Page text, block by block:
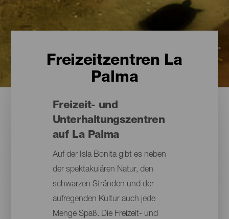
Freizeitzentren La
Palma
Freizeit- und
Unterhaltungszentren
auf La Palma
Auf der Isla Bonita gibt es neben
der spektakulären Natur, den
schwarzen Stränden und der
aufregenden Kultur auch jede
Menge Spaß. Die Freizeit- und